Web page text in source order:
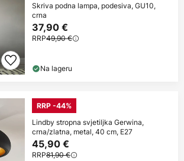
Skriva podna lampa, podesiva, GU10,
crna
37,90 €
RRP49,90 €
Na lageru
RRP -44%
Lindby stropna svjetiljka Gerwina,
crna/zlatna, metal, 40 cm, E27
45,90 €
RRP81,90 €